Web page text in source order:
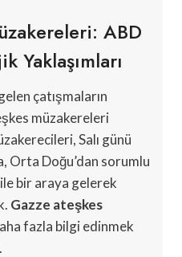
ABD
Yaklaşımları
çatışmaların
müzakereleri
Salı günü
Orta Doğu’dan sorumlu
bir araya gelerek
Gazze ateşkes
fazla bilgi edinmek